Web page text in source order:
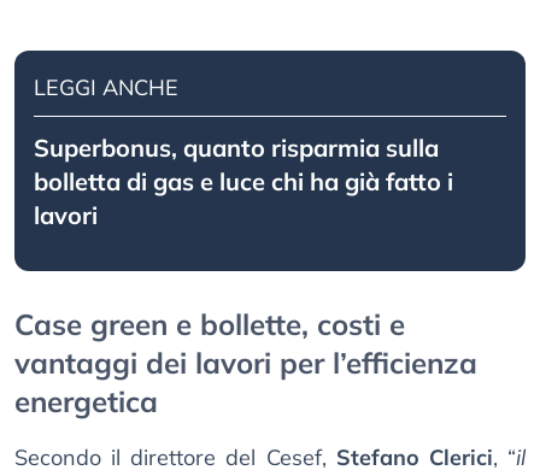
LEGGI ANCHE
Superbonus, quanto risparmia sulla
bolletta di gas e luce chi ha già fatto i
lavori
Case green e bollette, costi e
vantaggi dei lavori per l’efficienza
energetica
Secondo il direttore del Cesef, Stefano Clerici, “il